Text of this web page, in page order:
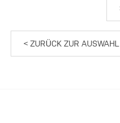
< ZURÜCK ZUR AUSWAHL